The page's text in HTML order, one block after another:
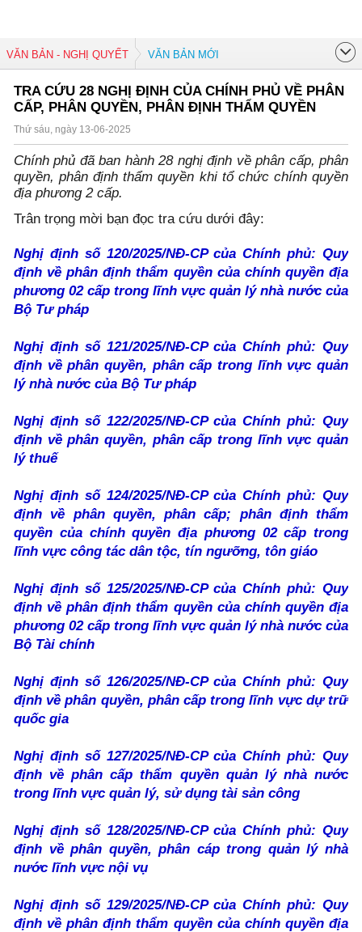
VĂN BẢN - NGHỊ QUYẾT VĂN BẢN MỚI
TRA CỨU 28 NGHỊ ĐỊNH CỦA CHÍNH PHỦ VỀ PHÂN
CẤP, PHÂN QUYỀN, PHÂN ĐỊNH THẨM QUYỀN
Thứ sáu, ngày 13-06-2025
Chính phủ đã ban hành 28 nghị định về phân cấp, phân
quyền, phân định thẩm quyền khi tổ chức chính quyền
địa phương 2 cấp.
Trân trọng mời bạn đọc tra cứu dưới đây:
Nghị định số 120/2025/NĐ-CP của Chính phủ: Quy
định về phân định thẩm quyền của chính quyền địa
phương 02 cấp trong lĩnh vực quản lý nhà nước của
Bộ Tư pháp
Nghị định số 121/2025/NĐ-CP của Chính phủ: Quy
định về phân quyền, phân cấp trong lĩnh vực quản
lý nhà nước của Bộ Tư pháp
Nghị định số 122/2025/NĐ-CP của Chính phủ: Quy
định về phân quyền, phân cấp trong lĩnh vực quản
lý thuế
Nghị định số 124/2025/NĐ-CP của Chính phủ: Quy
định về phân quyền, phân cấp; phân định thẩm
quyền của chính quyền địa phương 02 cấp trong
lĩnh vực công tác dân tộc, tín ngưỡng, tôn giáo
Nghị định số 125/2025/NĐ-CP của Chính phủ: Quy
định về phân định thẩm quyền của chính quyền địa
phương 02 cấp trong lĩnh vực quản lý nhà nước của
Bộ Tài chính
Nghị định số 126/2025/NĐ-CP của Chính phủ: Quy
định về phân quyền, phân cấp trong lĩnh vực dự trữ
quốc gia
Nghị định số 127/2025/NĐ-CP của Chính phủ: Quy
định về phân cấp thẩm quyền quản lý nhà nước
trong lĩnh vực quản lý, sử dụng tài sản công
Nghị định số 128/2025/NĐ-CP của Chính phủ: Quy
định về phân quyền, phân cáp trong quản lý nhà
nước lĩnh vực nội vụ
Nghị định số 129/2025/NĐ-CP của Chính phủ: Quy
định về phân định thẩm quyền của chính quyền địa